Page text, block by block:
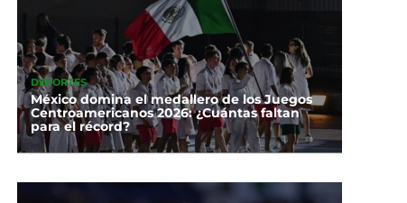
DEPORTES
México domina el medallero de los Juegos
Centroamericanos 2026: ¿Cuántas faltan
para el récord?